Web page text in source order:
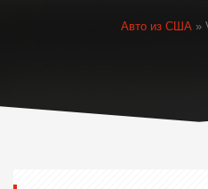
Авто из США »